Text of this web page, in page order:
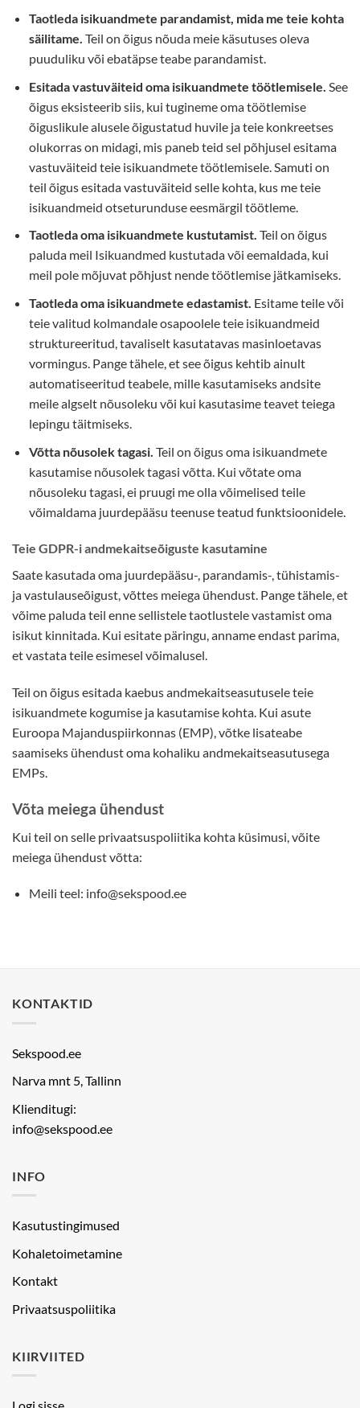
Taotleda isikuandmete parandamist, mida me teie kohta
säilitame. Teil on õigus nõuda meie käsutuses oleva
puuduliku või ebatäpse teabe parandamist.
Esitada vastuväiteid oma isikuandmete töötlemisele. See
õigus eksisteerib siis, kui tugineme oma töötlemise
õiguslikule alusele õigustatud huvile ja teie konkreetses
olukorras on midagi, mis paneb teid sel põhjusel esitama
vastuväiteid teie isikuandmete töötlemisele. Samuti on
teil õigus esitada vastuväiteid selle kohta, kus me teie
isikuandmeid otseturunduse eesmärgil töötleme.
Taotleda oma isikuandmete kustutamist. Teil on õigus
paluda meil Isikuandmed kustutada või eemaldada, kui
meil pole mõjuvat põhjust nende töötlemise jätkamiseks.
Taotleda oma isikuandmete edastamist. Esitame teile või
teie valitud kolmandale osapoolele teie isikuandmeid
struktureeritud, tavaliselt kasutatavas masinloetavas
vormingus. Pange tähele, et see õigus kehtib ainult
automatiseeritud teabele, mille kasutamiseks andsite
meile algselt nõusoleku või kui kasutasime teavet teiega
lepingu täitmiseks.
Võtta nõusolek tagasi. Teil on õigus oma isikuandmete
kasutamise nõusolek tagasi võtta. Kui võtate oma
nõusoleku tagasi, ei pruugi me olla võimelised teile
võimaldama juurdepääsu teenuse teatud funktsioonidele.
Teie GDPR-i andmekaitseõiguste kasutamine
Saate kasutada oma juurdepääsu-, parandamis-, tühistamis-
ja vastulauseõigust, võttes meiega ühendust. Pange tähele, et
võime paluda teil enne sellistele taotlustele vastamist oma
isikut kinnitada. Kui esitate päringu, anname endast parima,
et vastata teile esimesel võimalusel.
Teil on õigus esitada kaebus andmekaitseasutusele teie
isikuandmete kogumise ja kasutamise kohta. Kui asute
Euroopa Majanduspiirkonnas (EMP), võtke lisateabe
saamiseks ühendust oma kohaliku andmekaitseasutusega
EMPs.
Võta meiega ühendust
Kui teil on selle privaatsuspoliitika kohta küsimusi, võite
meiega ühendust võtta:
Meili teel: info@sekspood.ee
KONTAKTID
Sekspood.ee
Narva mnt 5, Tallinn
Klienditugi:
info@sekspood.ee
INFO
Kasutustingimused
Kohaletoimetamine
Kontakt
Privaatsuspoliitika
KIIRVIITED